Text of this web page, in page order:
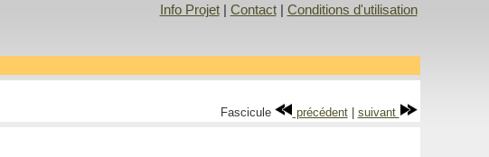
Info Projet| Contact| Conditions d'utilisation
Fascicule précédent| suivant